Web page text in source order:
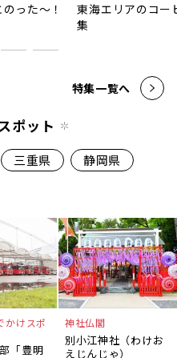
った〜！
東海エリアのコー
集
特集一覧へ
ポット
三重県 静岡県
かけスポ
「豊明
神社仏閣
別小江神社（わけお
えじんじゃ）